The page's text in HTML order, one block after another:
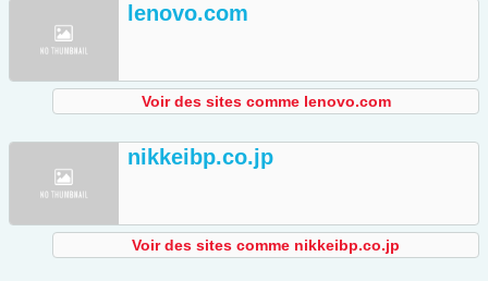
lenovo.com
Voir des sites comme lenovo.com
nikkeibp.co.jp
Voir des sites comme nikkeibp.co.jp